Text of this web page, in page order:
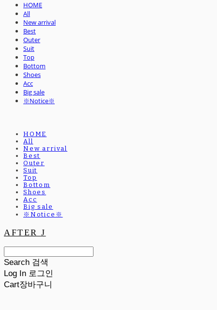
HOME
All
New arrival
Best
Outer
Suit
Top
Bottom
Shoes
Acc
Big sale
※Notice※
HOME
All
New arrival
Best
Outer
Suit
Top
Bottom
Shoes
Acc
Big sale
※Notice※
AFTER J
Search 검색
Log In 로그인
Cart장바구니